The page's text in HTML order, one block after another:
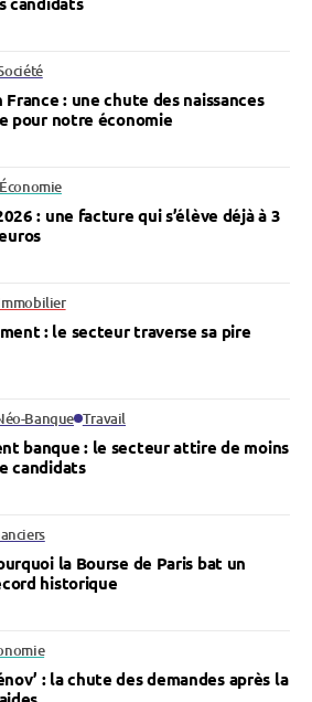
: une chute des naissances
pour notre économie
Économie
: une facture qui s’élève déjà à 3
: le secteur traverse sa pire
Banque Travail
banque : le secteur attire de moins
candidats
la Bourse de Paris bat un
historique
: la chute des demandes après la